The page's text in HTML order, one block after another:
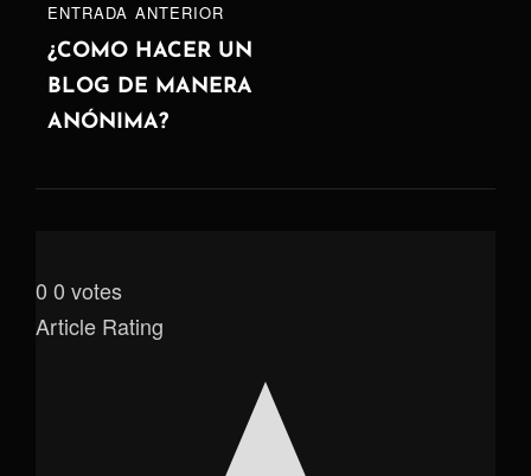
ENTRADA
ANTERIOR
ENTRADA ANTERIOR
¿COMO HACER UN
BLOG DE MANERA
ANÓNIMA?
0 0 votes
Article Rating